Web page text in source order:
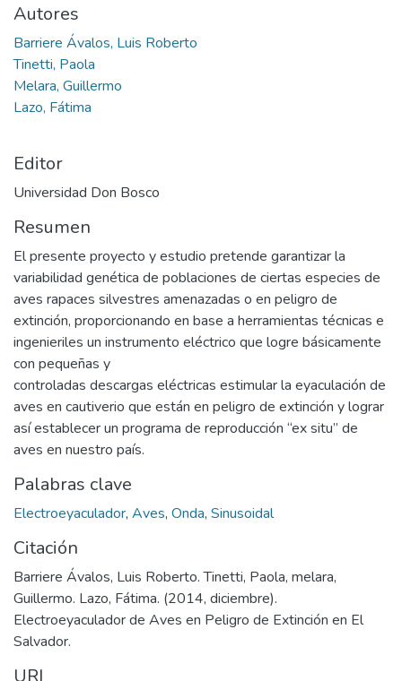
Autores
Barriere Ávalos, Luis Roberto
Tinetti, Paola
Melara, Guillermo
Lazo, Fátima
Editor
Universidad Don Bosco
Resumen
El presente proyecto y estudio pretende garantizar la
variabilidad genética de poblaciones de ciertas especies de
aves rapaces silvestres amenazadas o en peligro de
extinción, proporcionando en base a herramientas técnicas e
ingenieriles un instrumento eléctrico que logre básicamente
con pequeñas y
controladas descargas eléctricas estimular la eyaculación de
aves en cautiverio que están en peligro de extinción y lograr
así establecer un programa de reproducción “ex situ” de
aves en nuestro país.
Palabras clave
Electroeyaculador, Aves, Onda, Sinusoidal
Citación
Barriere Ávalos, Luis Roberto. Tinetti, Paola, melara,
Guillermo. Lazo, Fátima. (2014, diciembre).
Electroeyaculador de Aves en Peligro de Extinción en El
Salvador.
URI